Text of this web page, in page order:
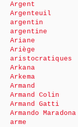
Argent
Argenteuil
argentin
argentine
Ariane
Ariège
aristocratiques
Arkana
Arkema
Armand
Armand Colin
Armand Gatti
Armando Maradona
arme